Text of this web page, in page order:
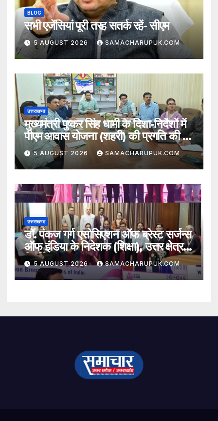
BLOG
सभी एजेंसियां पूरी तरह सतर्क रहें- सीएम
5 AUGUST 2026 SAMACHARUPUK.COM
उत्तराखण्ड
मुख्यमंत्री पुष्कर सिंह धामी के दिशा-निर्देशों में
पीएम आवास योजना (शहरी) की प्रगति की हुई
समीक्षा
5 AUGUST 2026 SAMACHARUPUK.COM
उत्तराखण्ड
डॉ. पंकज गर्ग एसोसिएशन ऑफ ब्रेस्ट सर्जन्स
ऑफ इंडिया के निदेशक (शिक्षा), उत्तर क्षेत्र
निर्वाचित
5 AUGUST 2026 SAMACHARUPUK.COM